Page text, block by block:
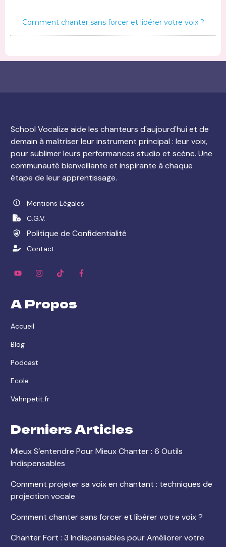
Comment chanter sans forcer et libérer votre voix ?
School Vocalize aide les chanteurs d'aujourd'hui et de
demain à maîtriser leur instrument principal : leur voix,
pour sublimer leurs performances studio et scène. Une
communauté bienveillante et inspirante à chaque
étape de leur apprentissage.
Mentions Légales
C.G.V.
Politique de Confidentialité
Contact
A Propos
Accueil
Blog
Podcast
Ecole
Vahnpetit.fr
Derniers Articles
Mieux S’entendre Pour Mieux Chanter : 6 Outils
Indispensables
Comment projeter sa voix en chantant : techniques de
projection vocale
Comment chanter sans forcer et libérer votre voix ?
Chanter Fort : 3 Indispensables pour Améliorer votre